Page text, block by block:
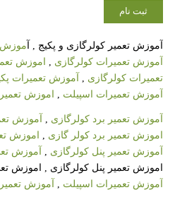
آموزش تعمیر کولرگازی و پکیج , آموزش
آموزش تعمیرات کولرگازی
اموزش
تعمیرات کولرگازی
آموزش تعمیرات
آموزش تعمیرات اسپیلت
اموزش
آموزش تعمیر برد کولرگازی آموزش
اموزش تعمیر برد کولر گازی
اموزش
آموزش تعمیر پنل کولرگازی
آموزش
اموزش تعمیر پنل کولرگازی , اموزش
آموزش تعمیرات اسپیلت
آموزش